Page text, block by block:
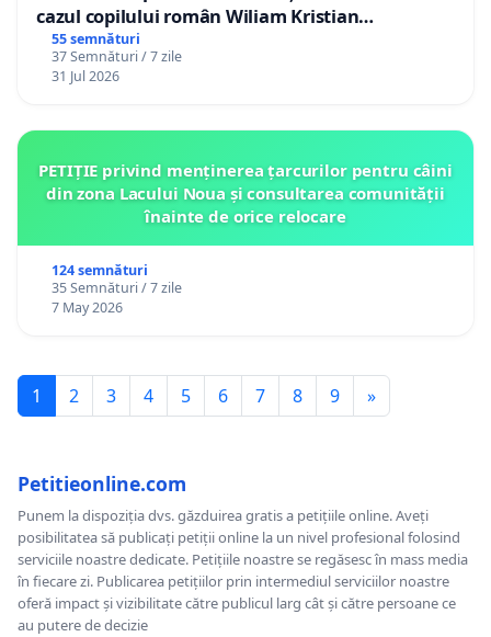
cazul copilului român Wiliam Kristian
Gheorghe, aflat în plasament în Danemarca de
12 ani
55 semnături
37 Semnături / 7 zile
31 Jul 2026
PETIȚIE privind menținerea țarcurilor pentru câini
din zona Lacului Noua și consultarea comunității
înainte de orice relocare
124 semnături
35 Semnături / 7 zile
7 May 2026
1 2 3 4 5 6 7 8 9 »
Petitieonline.com
Punem la dispoziția dvs. găzduirea gratis a petițiile online. Aveți
posibilitatea să publicați petiții online la un nivel profesional folosind
serviciile noastre dedicate. Petițiile noastre se regăsesc în mass media
în fiecare zi. Publicarea petițiilor prin intermediul serviciilor noastre
oferă impact și vizibilitate către publicul larg cât și către persoane ce
au putere de decizie